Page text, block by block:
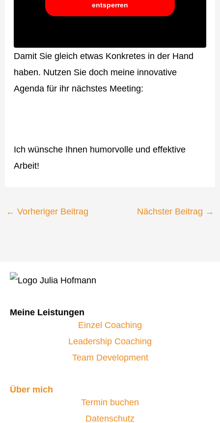
entsperren
Damit Sie gleich etwas Konkretes in der Hand
haben. Nutzen Sie doch meine innovative
Agenda für ihr nächstes Meeting:
Ich wünsche Ihnen humorvolle und effektive
Arbeit!
← Vorheriger Beitrag Nächster Beitrag →
Meine Leistungen
Einzel Coaching
Leadership Coaching
Team Development
Über mich
Termin buchen
Datenschutz